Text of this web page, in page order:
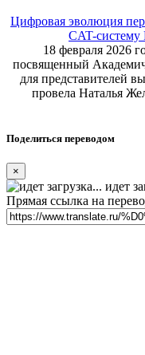
Цифровая эволюция
CAT-систему
18 февраля 2026
посвященный
для представителей
провела Наталья
Поделиться переводом
×
идет
Прямая ссылка на